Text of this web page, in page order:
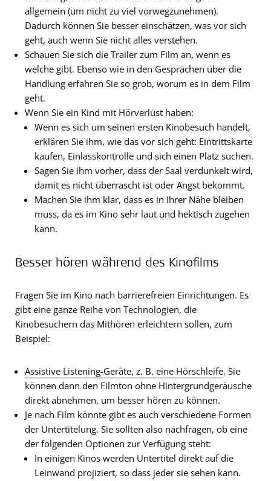
allgemein (um nicht zu viel vorwegzunehmen).
Dadurch können Sie besser einschätzen, was vor sich
geht, auch wenn Sie nicht alles verstehen.
Schauen Sie sich die Trailer zum Film an, wenn es
welche gibt. Ebenso wie in den Gesprächen über die
Handlung erfahren Sie so grob, worum es in dem Film
geht.
Wenn Sie ein Kind mit Hörverlust haben:
Wenn es sich um seinen ersten Kinobesuch handelt,
erklären Sie ihm, wie das vor sich geht: Eintrittskarte
kaufen, Einlasskontrolle und sich einen Platz suchen.
Sagen Sie ihm vorher, dass der Saal verdunkelt wird,
damit es nicht überrascht ist oder Angst bekommt.
Machen Sie ihm klar, dass es in Ihrer Nähe bleiben
muss, da es im Kino sehr laut und hektisch zugehen
kann.
Besser hören während des Kinofilms
Fragen Sie im Kino nach barrierefreien Einrichtungen. Es
gibt eine ganze Reihe von Technologien, die
Kinobesuchern das Mithören erleichtern sollen, zum
Beispiel:
Assistive Listening-Geräte, z. B. eine Hörschleife. Sie
können dann den Filmton ohne Hintergrundgeräusche
direkt abnehmen, um besser hören zu können.
Je nach Film könnte gibt es auch verschiedene Formen
der Untertitelung. Sie sollten also nachfragen, ob eine
der folgenden Optionen zur Verfügung steht:
In einigen Kinos werden Untertitel direkt auf die
Leinwand projiziert, so dass jeder sie sehen kann.